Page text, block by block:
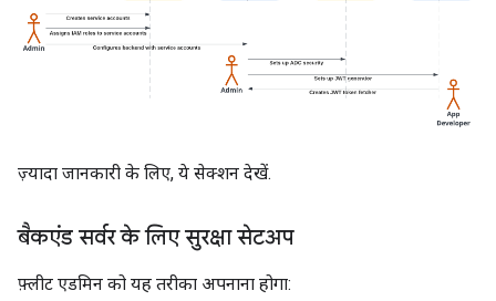
ज़्यादा जानकारी के लिए, ये सेक्शन देखें.
बैकएंड सर्वर के लिए सुरक्षा सेटअप
फ़्लीट एडमिन को यह तरीका अपनाना होगा: